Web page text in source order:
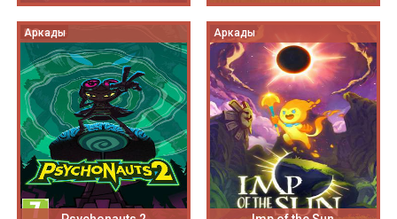
Аркады Аркады